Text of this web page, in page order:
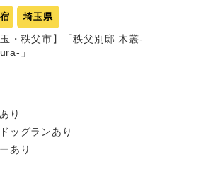
宿 埼玉県
玉・秩父市】「秩父別邸 木叢-
」
り
ッグランあり
あり